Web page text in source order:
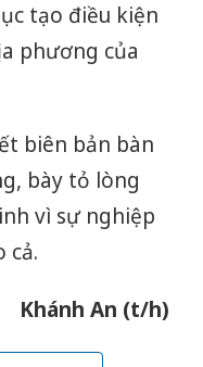
tạo điều kiện
phương của
biên bản bàn
bày tỏ lòng
vì sự nghiệp
cả.
Khánh An (t/h)
kinh doanh
Adidas, Nike